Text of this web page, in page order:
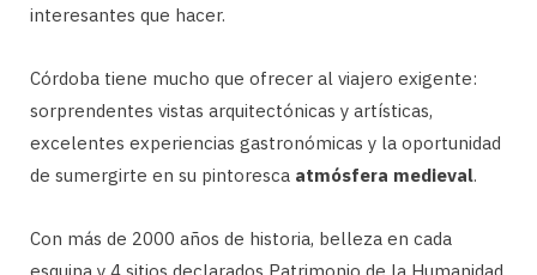
interesantes que hacer.
Córdoba tiene mucho que ofrecer al viajero exigente:
sorprendentes vistas arquitectónicas y artísticas,
excelentes experiencias gastronómicas y la oportunidad
de sumergirte en su pintoresca atmósfera medieval.
Con más de 2000 años de historia, belleza en cada